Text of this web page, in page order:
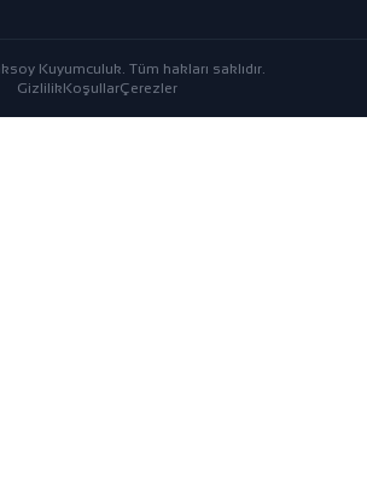
Kuyumculuk. Tüm hakları saklıdır.
GizlilikKoşullarÇerezler